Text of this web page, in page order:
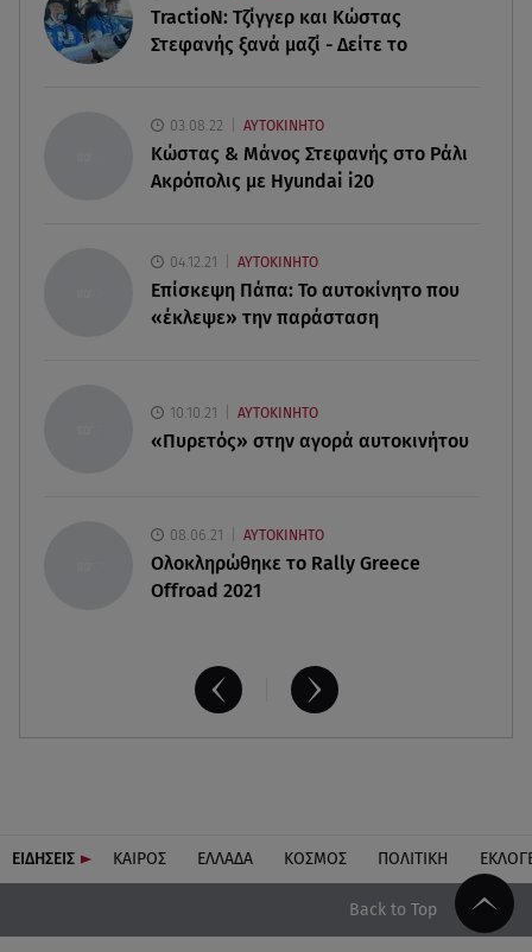
πισίνα
500 για το 2026
08.08.26 , 17:45
Νεκρή μεγαλόσωμη αρκούδα στην Καστοριά,
Τζο Μπάιντεν: Ο καρκίνος έχει εξαπλωθεί - Η
ανακοίνωση του γιου του
TractioN: Τζίγγερ και Κώστας
Στεφανής ξανά μαζί - Δείτε το
03.08.22 ΑΥΤΟΚΙΝΗΤΟ
Κώστας & Μάνος Στεφανής στο Ράλι
Ακρόπολις με Hyundai i20
04.12.21 ΑΥΤΟΚΙΝΗΤΟ
Επίσκεψη Πάπα: Το αυτοκίνητο που
«έκλεψε» την παράσταση
10.10.21 ΑΥΤΟΚΙΝΗΤΟ
«Πυρετός» στην αγορά αυτοκινήτου
08.06.21 ΑΥΤΟΚΙΝΗΤΟ
Ολοκληρώθηκε το Rally Greece
Offroad 2021
ΕΙΔΗΣΕΙΣ ΚΑΙΡΟΣ ΕΛΛΑΔΑ ΚΟΣΜΟΣ ΠΟΛΙΤΙΚΗ
Back to Top